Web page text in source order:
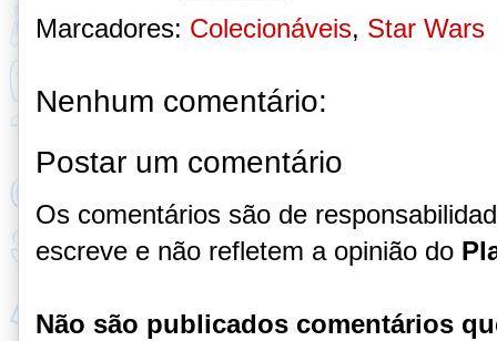
Marcadores: Colecionáveis, Star Wars
Nenhum comentário:
Postar um comentário
Os comentários são de
escreve e não refletem a opinião do
Não são publicados comentários